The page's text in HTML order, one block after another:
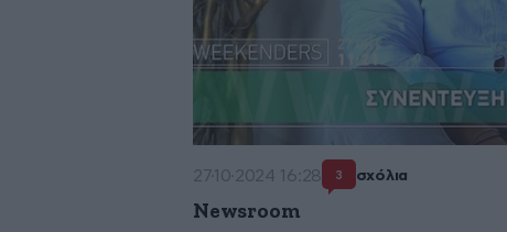
27·10·2024 16:28 3 σχόλια
Newsroom